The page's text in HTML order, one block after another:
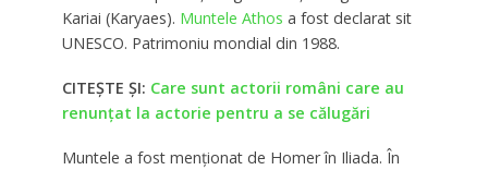
Kariai (Karyaes). Muntele Athos a fost declarat sit
UNESCO. Patrimoniu mondial din 1988.
CITEȘTE ȘI: Care sunt actorii români care au
renunțat la actorie pentru a se călugări
Muntele a fost menționat de Homer în Iliada. În